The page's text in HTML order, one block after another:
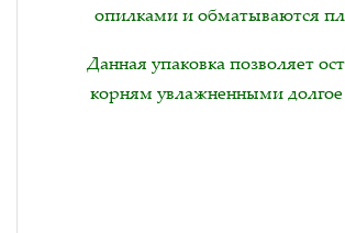
опилками и обматываются
Данная упаковка позволяет
корням увлажненными